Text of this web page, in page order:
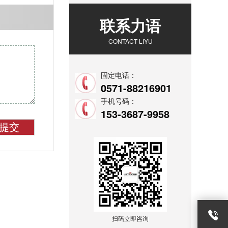
交
联系力语
CONTACT LIYU
固定电话：
0571-88216901
手机号码：
153-3687-9958
扫码立即咨询